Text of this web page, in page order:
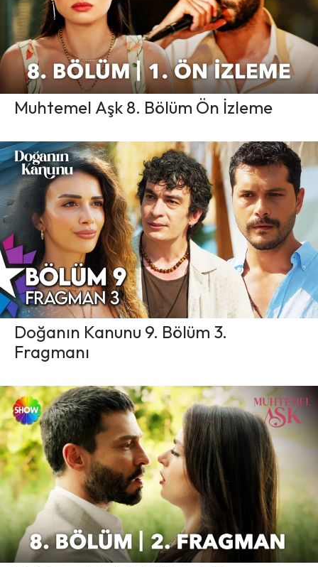
Muhtemel Aşk 8. Bölüm Ön İzleme
Doğanın Kanunu 9. Bölüm 3.
Fragmanı